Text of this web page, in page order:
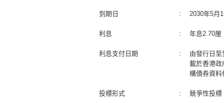
到期日 : 2030年5月
利息 : 年息2.70厘
利息支付日期 :
由發行日
載於香港政
構債券資料
投標形式 : 競爭性投標